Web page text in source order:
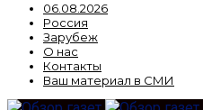
06.08.2026
Россия
Зарубеж
О нас
Контакты
Ваш материал в СМИ